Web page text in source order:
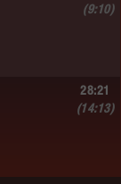
(9:10)
28:21
(14:13)